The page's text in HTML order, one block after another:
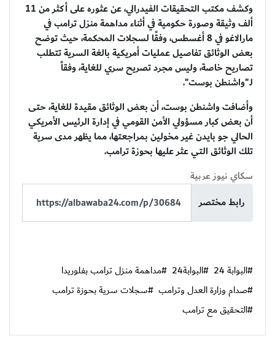
وكشف مكتب التحقيقات الفيدرالي، عن عثوره على أكثر من 11
ألف وثيقة وصورة حكومية في أثناء مداهمة منزل ترامب في
مارالاغو في 8 أغسطس، وفقًا لسجلات المحكمة، حيث توضح
بعض الوثائق تفاصيل عمليات أمريكية بالغة السرية تتطلب
تصاريح خاصة، وليس مجرد تصريح سري للغاية، وفقاً
لـ"واشنطن بوست".
وأضافت واشنطن بوست، أن بعض الوثائق مقيدة للغاية، حتى
أن بعض كبار مسؤولي الأمن القومي في إدارة الرئيس الأمريكي
الحالي جو بايدن غير مخولين بمراجعتها، مما يظهر مدى سرية
تلك الوثائق التي عثر عليها بحوزة ترامب.
سكاي نيوز عربية
رابط مختصر
#البوابة 24 #البوابة24
#مداهمة منزل ترامب بفلوريدا
#صدام وزارة العدل وترامب #سجلات سرية بحوزة ترامب
#التحقيق مع ترامب